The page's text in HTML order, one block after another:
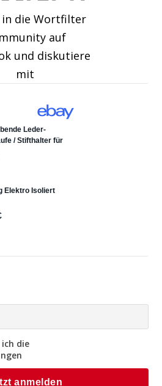
in die Wortfilter
auf
und diskutiere
mit
die